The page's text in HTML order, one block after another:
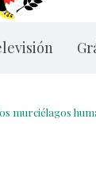
murciélagos